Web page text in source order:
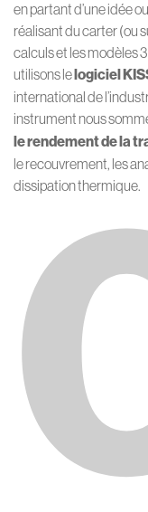
en partant d’une idée
réalisant du carter (ou
calculs et les modèles
utilisons lelogiciel
international de
instrument nous
le rendement de la
le recouvrement, les
dissipation thermique.